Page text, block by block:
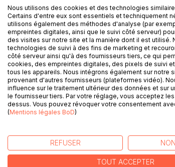
La rédaction, claire et accessible,
Cette fiche de lecture répond à
Ce livre contient la biographie de
scène), les raisons du succès, les
D’AUTRES
Nous utilisons des cookies et des technologies
Certains d'entre eux sont essentiels et techniquement
utilisons également des méthodes d'analyse (par
empreintes digitales, ainsi que le suivi côté serveur)
des visites sur notre site et la manière dont il est utilisé.
technologies de suivi à des fins de marketing et
côté serveur ainsi qu'à des fournisseurs tiers, ce qui
cookies, des empreintes digitales, des pixels de suivi
tous les appareils. Nous intégrons également sur notre
provenant d'autres fournisseurs (plateformes vidéo).
influence sur le traitement ultérieur des données et sur
le fournisseur tiers. Par votre réglage, vous acceptez
dessus. Vous pouvez révoquer votre consentement
(Mentions légales BoD)
REFUSER
TOUT ACCEPTER